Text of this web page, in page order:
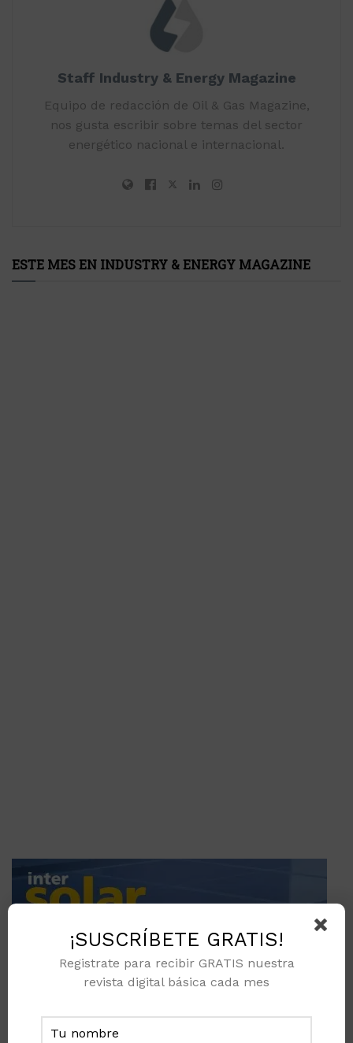
Staff Industry & Energy Magazine
Equipo de redacción de Oil & Gas Magazine,
nos gusta escribir sobre temas del sector
energético nacional e internacional.
ESTE MES EN INDUSTRY & ENERGY MAGAZINE
¡SUSCRÍBETE GRATIS!
Registrate para recibir GRATIS nuestra
revista digital básica cada mes